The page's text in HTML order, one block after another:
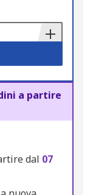
a partire
dal 07